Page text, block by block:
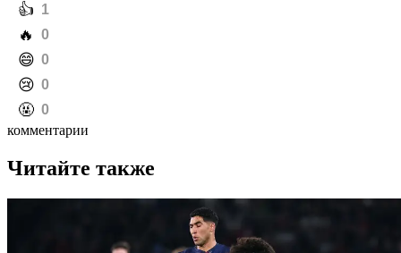
️👍 1
️🔥 0
️😄 0
️😢 0
️🤬 0
комментарии
Читайте также